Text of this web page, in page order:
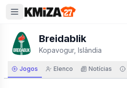
Breidablik
Kopavogur, Islândia
Jogos Elenco Notícias